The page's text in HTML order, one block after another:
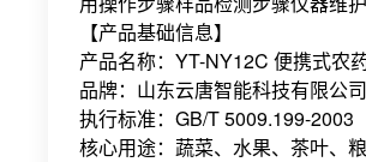
【产品基础信息】
产品名称：YT-NY12C 便携式农
品牌：山东云唐智能科技有限公司
执行标准：GB/T 5009.199-2003
核心用途：蔬菜、水果、茶叶、